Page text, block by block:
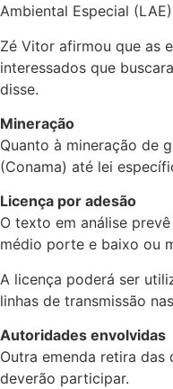
Ambiental Especial
Zé Vitor afirmou que as
interessados que
disse.
Mineração
Quanto à mineração de
(Conama) até lei
Licença por adesão
O texto em análise
médio porte e baixo ou
A licença poderá ser
linhas de transmissão
Autoridades envolvidas
Outra emenda retira
deverão participar.